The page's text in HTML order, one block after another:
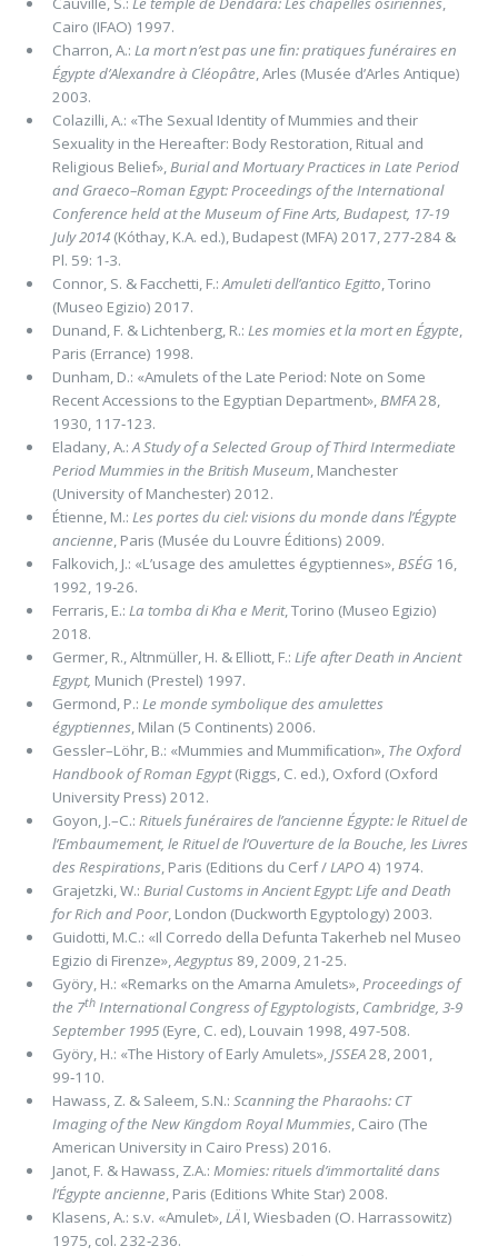
Cairo (IFAO) 1997.
Charron, A.: La mort n’est pas une ﬁn: pratiques funéraires en
Égypte d’Alexandre à Cléopâtre, Arles (Musée d’Arles Antique)
2003.
Colazilli, A.: «The Sexual Identity of Mummies and their
Sexuality in the Hereafter: Body Restoration, Ritual and
Religious Belief»,Burial and Mortuary Practices in Late Period
and Graeco–Roman Egypt: Proceedings of the International
Conference held at the Museum of Fine Arts, Budapest, 17-19
July 2014(Kóthay, K.A. ed.), Budapest (MFA) 2017, 277‑284 &
Pl. 59: 1-3.
Connor, S. & Facchetti, F.:Amuleti dell’antico Egitto, Torino
(Museo Egizio) 2017.
Dunand, F. & Lichtenberg, R.: Les momies et la mort en Égypte,
Paris (Errance) 1998.
Dunham, D.: «Amulets of the Late Period: Note on Some
Recent Accessions to the Egyptian Department»,BMFA28,
1930, 117‑123.
Eladany, A.:A Study of a Selected Group of Third Intermediate
Period Mummies in the British Museum, Manchester
(University of Manchester) 2012.
Étienne, M.: Les portes du ciel: visions du monde dans l’Égypte
ancienne, Paris (Musée du Louvre Éditions) 2009.
Falkovich, J.: «L’usage des amulettes égyptiennes»,BSÉG16,
1992, 19‑26.
Ferraris, E.: La tomba di Kha e Merit, Torino (Museo Egizio)
2018.
Germer, R., Altnmüller, H. & Elliott, F.: Life after Death in Ancient
Egypt, Munich (Prestel) 1997.
Germond, P.: Le monde symbolique des amulettes
égyptiennes, Milan (5 Continents) 2006.
Gessler–Löhr, B.: «Mummies and Mummiﬁcation», The Oxford
Handbook of Roman Egypt(Riggs, C. ed.), Oxford (Oxford
University Press) 2012.
Goyon, J.–C.: Rituels funéraires de l’ancienne Égypte: le Rituel de
l’Embaumement, le Rituel de l’Ouverture de la Bouche, les Livres
des Respirations, Paris (Editions du Cerf /LAPO 4) 1974.
Grajetzki, W.: Burial Customs in Ancient Egypt: Life and Death
for Rich and Poor, London (Duckworth Egyptology) 2003.
Guidotti, M.C.: «Il Corredo della Defunta Takerheb nel Museo
Egizio di Firenze»,Aegyptus89, 2009, 21‑25.
Györy, H.: «Remarks on the Amarna Amulets»,Proceedings of
the 7thInternational Congress of Egyptologists, Cambridge, 3-9
September 1995(Eyre, C. ed), Louvain 1998, 497-508.
Györy, H.: «The History of Early Amulets»,JSSEA28, 2001,
99‑110.
Hawass, Z. & Saleem, S.N.: Scanning the Pharaohs: CT
Imaging of the New Kingdom Royal Mummies, Cairo (The
American University in Cairo Press) 2016.
Janot, F. & Hawass, Z.A.: Momies: rituels d’immortalité dans
l’Égypte ancienne, Paris (Editions White Star) 2008.
Klasens, A.: s.v. «Amulet»,LÄI, Wiesbaden (O. Harrassowitz)
1975, col. 232‑236.